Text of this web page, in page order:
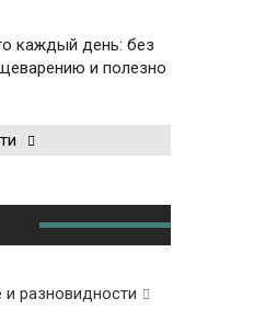
каждый день: без
и полезно
разновидности